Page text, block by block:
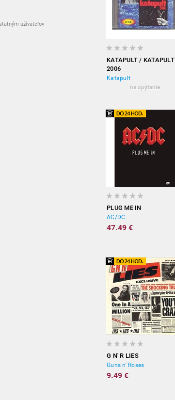
užívateľov
KATAPULT / KATAPULT
2006
Katapult
na opýtanie
PLUG ME IN
AC/DC
47.49 €
G N' R LIES
Guns n' Roses
9.49 €